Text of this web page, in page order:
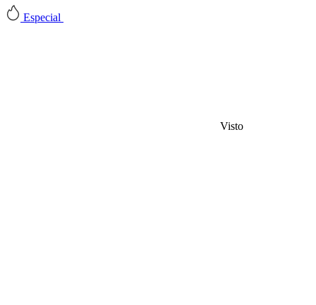
Especial
Visto